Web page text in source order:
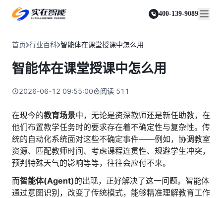
400-139-9089
人人都会用的智能体
智能文档审阅平台
实在 RPA 机器人
可靠的机器人终端
实在 RPA 控制器
全面支持国产信创生态
实在取数宝
一键提数整合，洞察更高效
通信运营商
零售电商
政府及公共服务
能源及制造业
医药行业
更多行业客户
金融
运营商
政府
统计税务 | 行政审批 | 基层减负 | 优化营商
烟草
资质审核 | 合同审核 | 一项一卷 | 智慧人力
制造业
订单生成 | 库存管控 | 物流监控 | 风险监测
资源与支持
实在学院
智能体市场
合作伙伴
客户支持
关于实在
媒体报道
视频动态
加入我们
首页 行业百科 智能体在课堂授课中怎么用
智能体在课堂授课中怎么用
2026-06-12 09:55:00 阅读 511
在现今的教育场景中，无论是资深教师还是新任助教，在
他们布置教学任务时的要求存在着不确定性与复杂性。传
统的自动化系统面对这些不确定事件——例如，协调教室
资源、匹配教师时间、考虑课程连贯性、规避学生冲突，
预判特殊天气的影响等等，往往会应付不来。
而智能体(Agent)的出现，正好解决了这一问题。智能体
通过意图识别，改变了传统模式，能够精准理解教育工作